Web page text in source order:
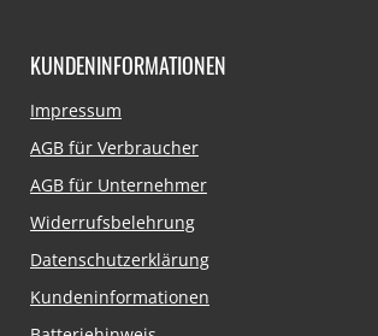
KUNDENINFORMATIONEN
Navigation
Impressum
AGB für Verbraucher
AGB für Unternehmer
Widerrufsbelehrung
Datenschutzerklärung
Kundeninformationen